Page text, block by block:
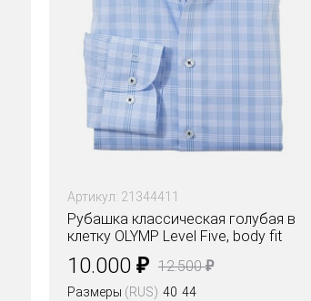
Артикул: 21344411
Рубашка классическая голубая в
клетку OLYMP Level Five, body fit
10.000 ₽ 12.500₽
Размеры (RUS) 40 44